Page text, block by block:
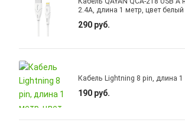
2.4A, длина 1 метр, цвет белый
290 руб.
Кабель Lightning 8 pin, длина
190 руб.